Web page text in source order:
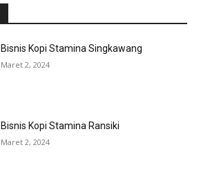
Bisnis Kopi Stamina Singkawang
Maret 2, 2024
Bisnis Kopi Stamina Ransiki
Maret 2, 2024